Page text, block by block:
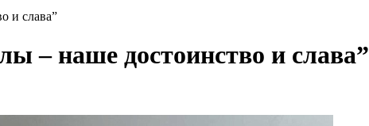
и слава”
– наше достоинство и слава”